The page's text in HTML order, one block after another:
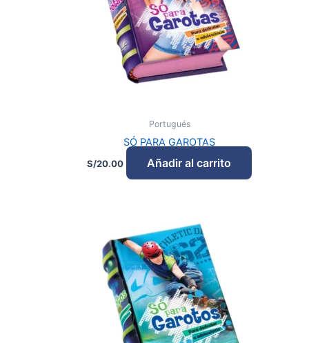
Portugués
SÓ PARA GAROTAS
S/20.00 Añadir al carrito